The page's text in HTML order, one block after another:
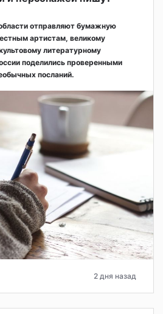
отправляют бумажную
артистам, великому
литературному
поделились проверенными
посланий.
2 дня назад